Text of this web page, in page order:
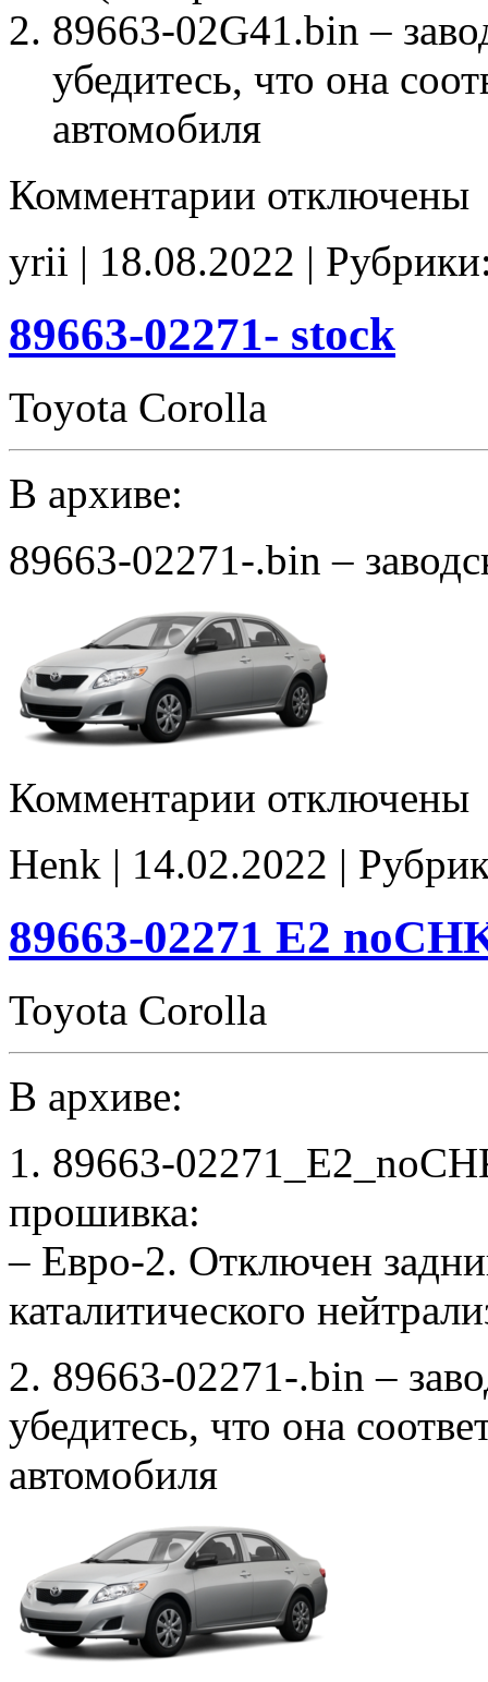
89663-02G41.bin –
убедитесь, что она
автомобиля
Комментарии записи
E2
noCHK
отключены
yrii | 18.08.2022 |
89663-02271- stock
Toyota Corolla
В архиве:
89663-02271-.bin –
Комментарии записи
stock
отключены
Henk | 14.02.2022 |
89663-02271 E2
Toyota Corolla
В архиве:
1. 89663-
прошивка:
– Евро-2. Отключен
каталитического
2. 89663-02271-.bin –
убедитесь, что она
автомобиля